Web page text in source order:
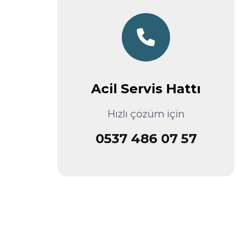
Acil Servis Hattı
Hızlı çözüm için
0537 486 07 57